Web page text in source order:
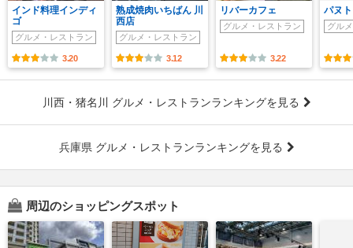
インド料理インディ
ゴ
グルメ・レストラン
3.20
熟成焼肉いちばん 川
西店
グルメ・レストラン
3.12
リバーカフェ
グルメ・レストラン
3.22
パヌ
グル
川西・猪名川 グルメ・レストランランキングを見る
兵庫県 グルメ・レストランランキングを見る
周辺のショッピングスポット